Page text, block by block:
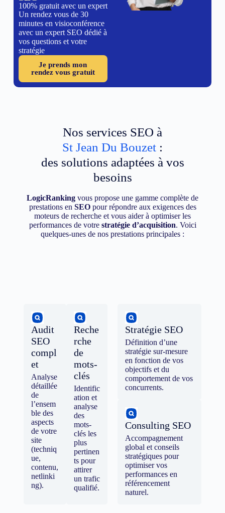
100% gratuit avec un expert
Un rendez vous de 30
minutes en visioconférence
avec un expert SEO dédié à
vos questions et votre
stratégie
Je prends mon
rendez vous gratuit
Nos services SEO à
St Jean Du Bouzet :
des solutions adaptées à vos
besoins
LogicRanking vous propose une gamme complète de
prestations en SEOpour répondre aux exigences des
moteurs de recherche et vous aider à optimiser les
performances de votre stratégie d’acquisition. Voici
quelques-unes de nos prestations principales :
Audit
SEO
compl
et
Analyse
détaillée
de
l’ensem
ble des
aspects
de votre
site
(techniq
ue,
contenu,
netlinki
ng).
Reche
rche
de
mots-
clés
Identific
ation et
analyse
des
mots-
clés les
plus
pertinen
ts pour
attirer
un trafic
qualifié.
Stratégie SEO
Définition d’une
stratégie sur-mesure
en fonction de vos
objectifs et du
comportement de vos
concurrents.
Consulting SEO
Accompagnement
global et conseils
stratégiques pour
optimiser vos
performances en
référencement
naturel.